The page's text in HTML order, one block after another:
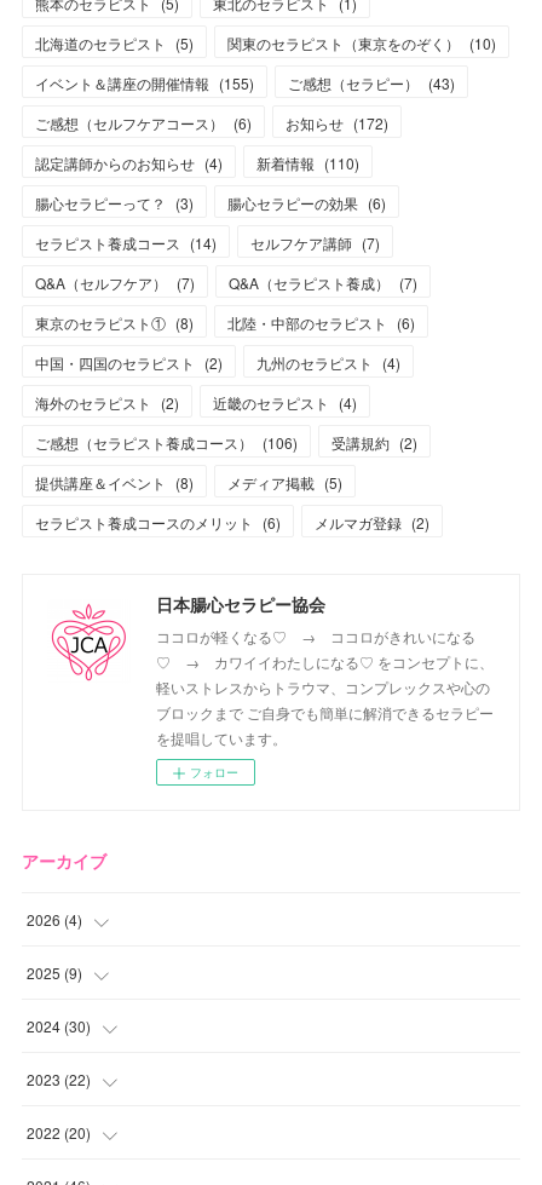
北海道のセラピスト
(5) 関東のセラピスト（東京をのぞく） (10)
イベント＆講座の開催情報 (155) ご感想（セラピー） (43)
ご感想（セルフケアコース）
(6) お知らせ (172)
認定講師からのお知らせ (4) 新着情報 (110)
腸心セラピーって？
(3) 腸心セラピーの効果 (6)
セラピスト養成コース
(14) セルフケア講師 (7)
Q&A（セルフケア）
(7) Q&A（セラピスト養成） (7)
東京のセラピスト① (8) 北陸・中部のセラピスト (6)
中国・四国のセラピスト
(2) 九州のセラピスト (4)
海外のセラピスト
(2) 近畿のセラピスト (4)
ご感想（セラピスト養成コース）
(106) 受講規約 (2)
提供講座＆イベント
(8) メディア掲載 (5)
セラピスト養成コースのメリット
(6) メルマガ登録 (2)
日本腸心セラピー協会
ココロが軽くなる♡ → ココロがきれいになる
♡ → カワイイわたしになる♡ をコンセプトに、
軽いストレスからトラウマ、コンプレックスや心の
ブロックまで ご自身でも簡単に解消できるセラピー
を提唱しています。
フォロー
アーカイブ
2026 (4)
( )
(1
(1
2025 (9)
(2
(2
(1
(1
2024 (30)
(4
(1
(4
2023 (22)
(1
2022 (20)